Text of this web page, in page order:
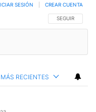
SIGA ESTA
SEGUIR
SESIÓN CREAR CUENTA
RECIENTES